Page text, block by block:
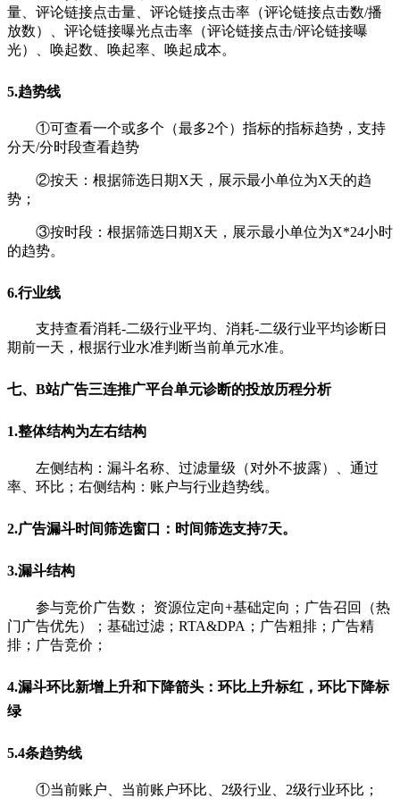
量、评论链接点击量、评论链接点击率（评论链接点击数/播
放数）、评论链接曝光点击率（评论链接点击/评论链接曝
光）、唤起数、唤起率、唤起成本。
5.趋势线
①可查看一个或多个（最多2个）指标的指标趋势，支持
分天/分时段查看趋势
②按天：根据筛选日期X天，展示最小单位为X天的趋
势；
③按时段：根据筛选日期X天，展示最小单位为X*24小时
的趋势。
6.行业线
支持查看消耗-二级行业平均、消耗-二级行业平均诊断日
期前一天，根据行业水准判断当前单元水准。
七、B站广告三连推广平台单元诊断的投放历程分析
1.整体结构为左右结构
左侧结构：漏斗名称、过滤量级（对外不披露）、通过
率、环比；右侧结构：账户与行业趋势线。
2.广告漏斗时间筛选窗口：时间筛选支持7天。
3.漏斗结构
参与竞价广告数； 资源位定向+基础定向；广告召回（热
门广告优先）；基础过滤；RTA&DPA；广告粗排；广告精
排；广告竞价；
4.漏斗环比新增上升和下降箭头：环比上升标红，环比下降标
绿
5.4条趋势线
①当前账户、当前账户环比、2级行业、2级行业环比；